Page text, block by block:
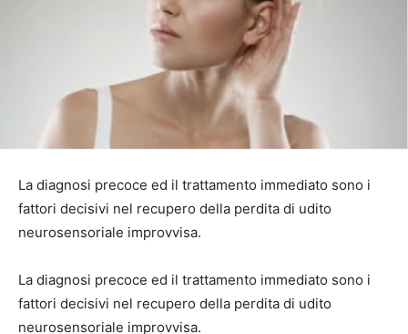
La diagnosi precoce ed il trattamento immediato sono i
fattori decisivi nel recupero della perdita di udito
neurosensoriale improvvisa.
La diagnosi precoce ed il trattamento immediato sono i
fattori decisivi nel recupero della perdita di udito
neurosensoriale improvvisa.